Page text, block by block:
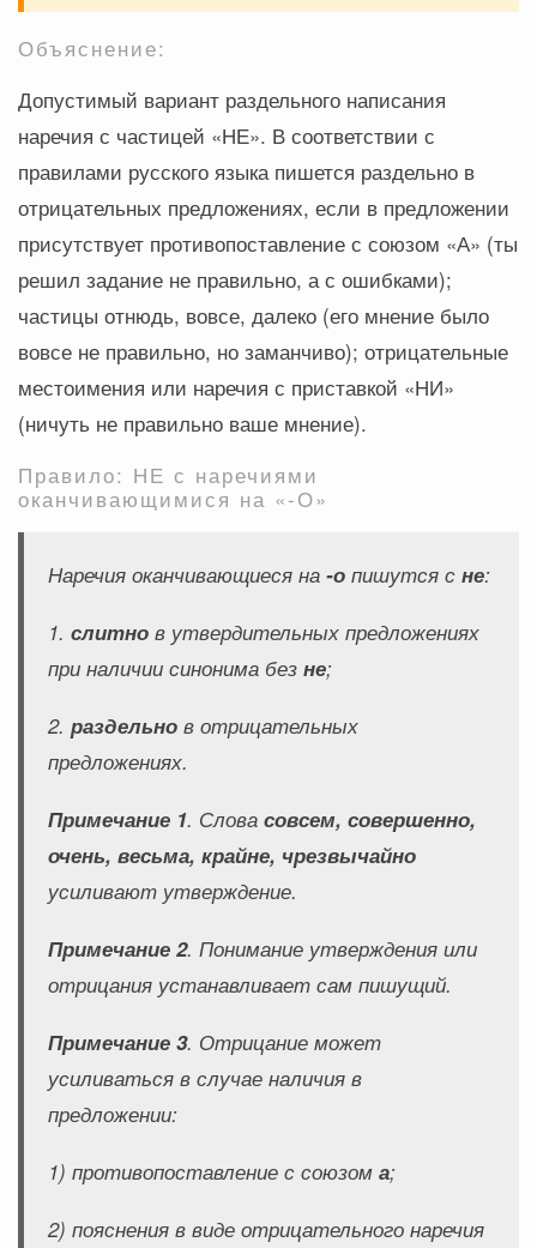
Объяснение:
Допустимый вариант раздельного написания
наречия с частицей «НЕ». В соответствии с
правилами русского языка пишется раздельно в
отрицательных предложениях, если в предложении
присутствует противопоставление с союзом «А» (ты
решил задание не правильно, а с ошибками);
частицы отнюдь, вовсе, далеко (его мнение было
вовсе не правильно, но заманчиво); отрицательные
местоимения или наречия с приставкой «НИ»
(ничуть не правильно ваше мнение).
Правило: НЕ с наречиями
оканчивающимися на «-О»
Наречия оканчивающиеся на -о пишутся с не:
1. слитно в утвердительных предложениях
при наличии синонима без не;
2. раздельно в отрицательных
предложениях.
Примечание 1. Слова совсем, совершенно,
очень, весьма, крайне, чрезвычайно
усиливают утверждение.
Примечание 2. Понимание утверждения или
отрицания устанавливает сам пишущий.
Примечание 3. Отрицание может
усиливаться в случае наличия в
предложении:
1) противопоставление с союзом а;
2) пояснения в виде отрицательного наречия